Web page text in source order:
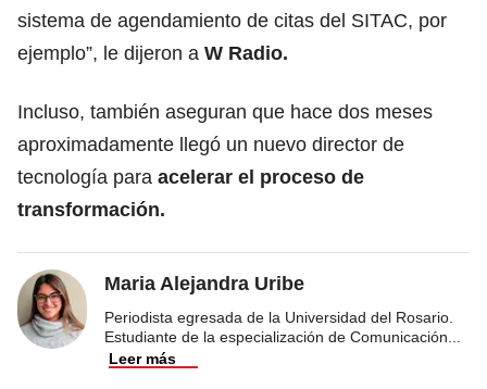
sistema de agendamiento de citas del SITAC, por
ejemplo”, le dijeron a W Radio.
Incluso, también aseguran que hace dos meses
aproximadamente llegó un nuevo director de
tecnología para acelerar el proceso de
transformación.
Maria Alejandra Uribe
Periodista egresada de la Universidad del Rosario.
Estudiante de la especialización de Comunicación
Leer más